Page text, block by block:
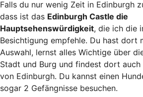
Falls du nur wenig Zeit in Edinburgh
dass ist das Edinburgh Castle die
Hauptsehenswürdigkeit, die ich die
Besichtigung empfehle. Du hast dort
Auswahl, lernst alles Wichtige über
Stadt und Burg und findest dort auch
von Edinburgh. Du kannst einen
sogar 2 Gefängnisse besuchen.